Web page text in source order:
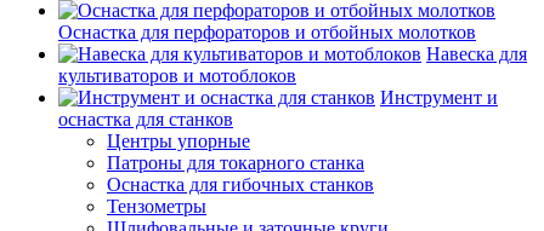
Оснастка для перфораторов и отбойных молотков
Навеска для
культиваторов и мотоблоков
Инструмент и
оснастка для станков
Центры упорные
Патроны для токарного станка
Оснастка для гибочных станков
Тензометры